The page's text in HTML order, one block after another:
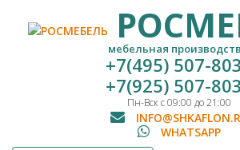
мебельная
+7(495) 507-
+7(925) 507-
Пн-Вск с 09:00 до 21:00
WHATSAPP